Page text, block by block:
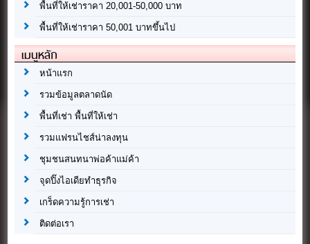
พื้นที่ให้เช่าราคา 20,001-50,000 บาท
พื้นที่ให้เช่าราคา 50,001 บาทขึ้นไป
เมนูหลัก
หน้าแรก
รวมข้อมูลตลาดนัด
พื้นที่เช่า พื้นที่ให้เช่า
รวมแฟรนไชส์น่าลงทุน
ชุมชนสนทนาพ่อค้าแม่ค้า
จุดปิ๊งไอเดียทำธุรกิจ
เกร็ดความรู้การเช่า
ติดต่อเรา